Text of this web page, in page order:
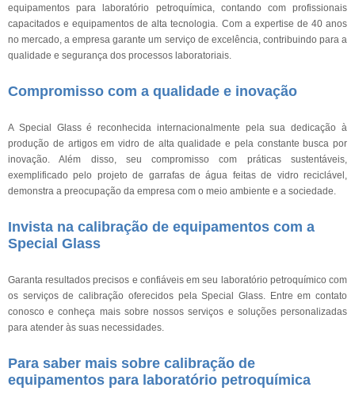
equipamentos para laboratório petroquímica, contando com profissionais
capacitados e equipamentos de alta tecnologia. Com a expertise de 40 anos
no mercado, a empresa garante um serviço de excelência, contribuindo para a
qualidade e segurança dos processos laboratoriais.
Compromisso com a qualidade e inovação
A Special Glass é reconhecida internacionalmente pela sua dedicação à
produção de artigos em vidro de alta qualidade e pela constante busca por
inovação. Além disso, seu compromisso com práticas sustentáveis,
exemplificado pelo projeto de garrafas de água feitas de vidro reciclável,
demonstra a preocupação da empresa com o meio ambiente e a sociedade.
Invista na calibração de equipamentos com a
Special Glass
Garanta resultados precisos e confiáveis em seu laboratório petroquímico com
os serviços de calibração oferecidos pela Special Glass. Entre em contato
conosco e conheça mais sobre nossos serviços e soluções personalizadas
para atender às suas necessidades.
Para saber mais sobre calibração de
equipamentos para laboratório petroquímica